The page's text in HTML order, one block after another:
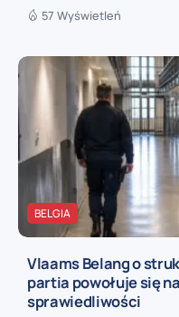
57 Wyświetleń
BELGIA
Vlaams Belang o
partia powołuje się
sprawiedliwości